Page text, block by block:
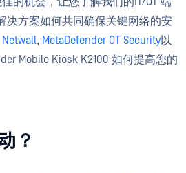
决方案如何共同确保关键网络的安
Netwall, MetaDefender OT Security以
Mobile Kiosk K2100 如何提高您的
？